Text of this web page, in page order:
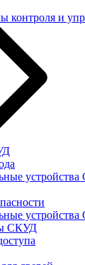
контроля и
СКУД